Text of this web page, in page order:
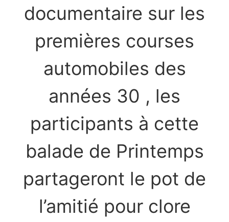
documentaire sur les
premières courses
automobiles des
années 30 , les
participants à cette
balade de Printemps
partageront le pot de
l’amitié pour clore